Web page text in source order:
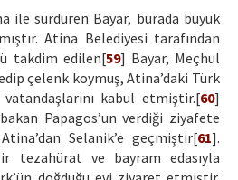
ile sürdüren Bayar, burada büyük
Atina Belediyesi tarafından
takdim edilen[59] Bayar, Meçhul
çelenk koymuş, Atina’daki Türk
kabul etmiştir.[60]
Papagos’un verdiği ziyafete
Selanik’e geçmiştir[61].
tezahürat ve bayram edasıyla